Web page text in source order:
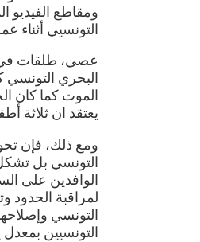
ومقاطع
التونسيي أثناء
عصي، طلقات في
البحري التونسي
الموت كما كان
يعتقد ان ثلاثة
ومع ذلك، فإن
التونسي بل
لمراقبة الحدود
التونسي
التونسيين